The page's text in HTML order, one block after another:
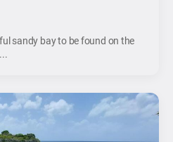
sandy bay to be found on the